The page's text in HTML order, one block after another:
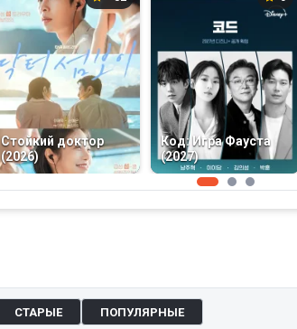
Стойкий доктор
(2026)
Код: Игра Фауста
(2027)
СТАРЫЕ ПОПУЛЯРНЫЕ